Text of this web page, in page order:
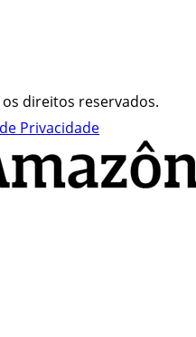
os direitos reservados.
Privacidade